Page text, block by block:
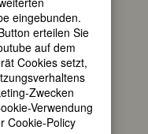
Quellen
teilen
tweet
mail
eingebunden.
erteilen Sie
auf dem
Cookies setzt,
Zwecken
Verwendung
Cookie-Policy